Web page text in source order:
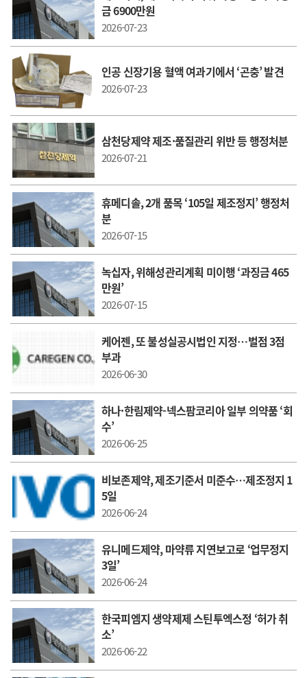
금 6900만원
2026-07-23
인공 신장기용 혈액 여과기에서 ‘곤충’ 발견
2026-07-23
삼천당제약 제조·품질관리 위반 등 행정처분
2026-07-21
휴메디솔, 2개 품목 ‘105일 제조정지’ 행정처
분
2026-07-15
녹십자, 위해성관리계획 미이행 ‘과징금 465
만원’
2026-07-15
케어젠, 또 불성실공시법인 지정…벌점 3점
부과
2026-06-30
하나·한림제약-넥스팜코리아 일부 의약품 ‘회
수’
2026-06-25
비보존제약, 제조기준서 미준수…제조정지 1
5일
2026-06-24
유니메드제약, 마약류 지연보고로 ‘업무정지
3일’
2026-06-24
한국피엠지 생약제제 스틴투엑스정 ‘허가 취
소’
2026-06-22